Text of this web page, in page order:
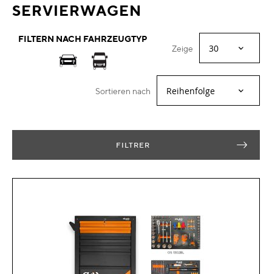
SERVIERWAGEN
FILTERN NACH FAHRZEUGTYP
Zeige
Sortieren nach
FILTRER